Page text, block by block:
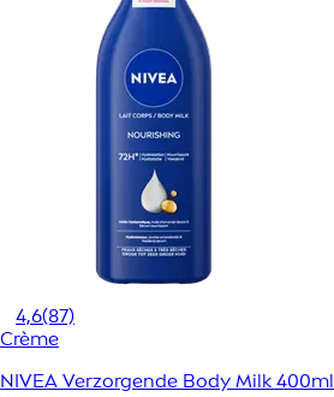
4,6(87)
Crème
NIVEA Verzorgende Body Milk 400ml